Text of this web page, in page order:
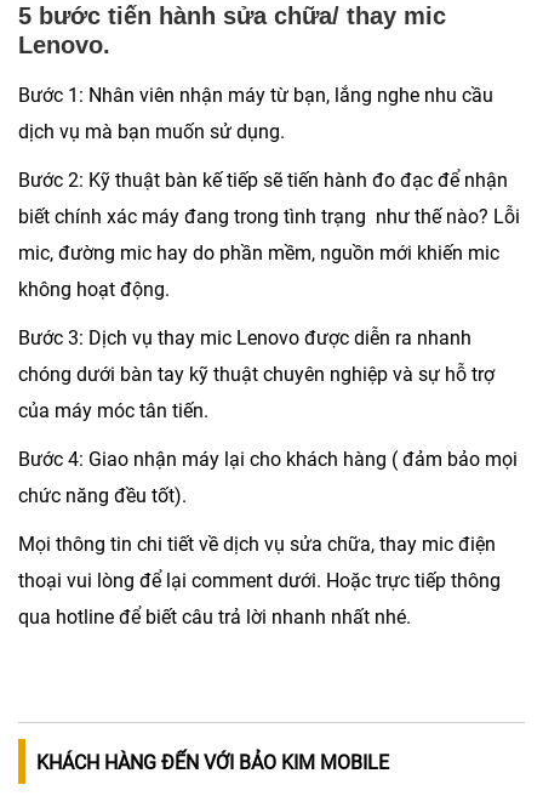
5 bước tiến hành sửa chữa/ thay mic
Lenovo.
Bước 1: Nhân viên nhận máy từ bạn, lắng nghe nhu cầu
dịch vụ mà bạn muốn sử dụng.
Bước 2: Kỹ thuật bàn kế tiếp sẽ tiến hành đo đạc để nhận
biết chính xác máy đang trong tình trạng như thế nào? Lỗi
mic, đường mic hay do phần mềm, nguồn mới khiến mic
không hoạt động.
Bước 3: Dịch vụ thay mic Lenovo được diễn ra nhanh
chóng dưới bàn tay kỹ thuật chuyên nghiệp và sự hỗ trợ
của máy móc tân tiến.
Bước 4: Giao nhận máy lại cho khách hàng ( đảm bảo mọi
chức năng đều tốt).
Mọi thông tin chi tiết về dịch vụ sửa chữa, thay mic điện
thoại vui lòng để lại comment dưới. Hoặc trực tiếp thông
qua hotline để biết câu trả lời nhanh nhất nhé.
KHÁCH HÀNG ĐẾN VỚI BẢO KIM MOBILE